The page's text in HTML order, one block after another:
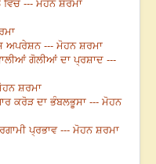
ਅਪਰੇਸ਼ਨ --- ਮੋਹਨ ਸ਼ਰਮਾ
ਗੋਲੀਆਂ ਦਾ ਪ੍ਰਸ਼ਾਦ ---
ਸ਼ਰਮਾ
ਕਰੋੜ ਦਾ ਭੰਬਲਭੂਸਾ --- ਮੋਹਨ
ਪ੍ਰਭਾਵ --- ਮੋਹਨ ਸ਼ਰਮਾ